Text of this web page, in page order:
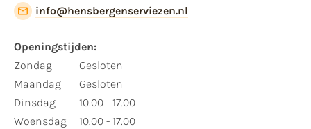
info@hensbergenserviezen.nl
Openingstijden:​
​Zondag
Maandag
Dinsdag
Woensdag
Gesloten
Gesloten
10.00 - 17.00
10.00 - 17.00